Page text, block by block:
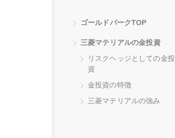
ゴールドパークTOP
三菱マテリアルの金投資
リスクヘッジとしての金投
資
金投資の特徴
三菱マテリアルの強み